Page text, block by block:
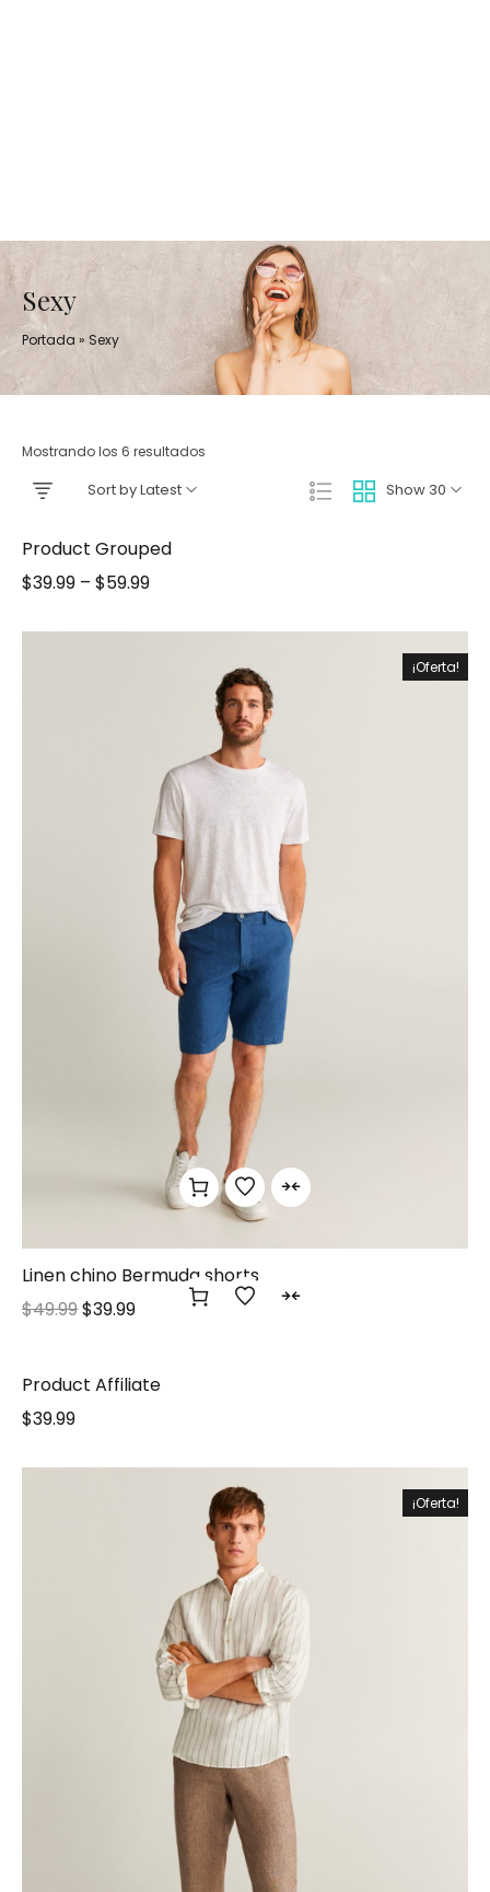
Sexy
Portada » Sexy
Mostrando los 6 resultados
Show 30
Sort by Latest
Product Grouped
$39.99 – $59.99
¡Oferta!
Linen chino Bermuda shorts
$49.99$39.99
Product Affiliate
$39.99
¡Oferta!